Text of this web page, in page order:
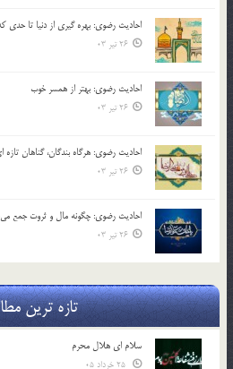
احادیث رضوی: بهره گیری از دنیا تا حدی
26 تیر 03
احادیث رضوی: بهتر از همسر خوب
26 تیر 03
احادیث رضوی: هرگاه بندگان، گناهان تازه
26 تیر 03
احادیث رضوی: چگونه مال و ثروت جمع
26 تیر 03
تازه ترین
سلام ای هلال محرم